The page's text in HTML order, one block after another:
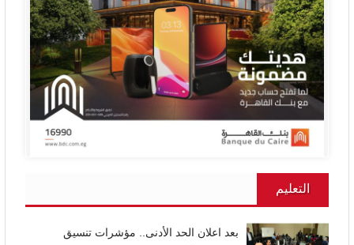
التعليم
بعد اعلان الحد الأدنى.. مؤشرات تنسيق